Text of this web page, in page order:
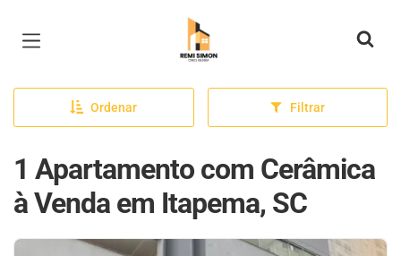
Página inicial
Ordenar Filtrar
1 Apartamento com Cerâmica
à Venda em Itapema, SC